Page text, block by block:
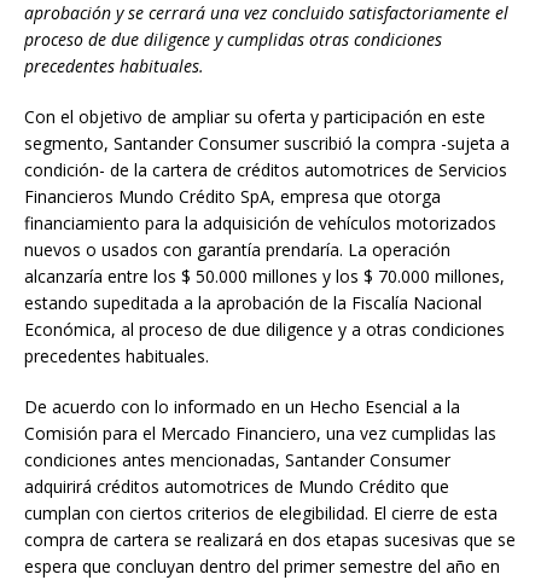
aprobación y se cerrará una vez concluido satisfactoriamente el
proceso de due diligence y cumplidas otras condiciones
precedentes habituales.
Con el objetivo de ampliar su oferta y participación en este
segmento, Santander Consumer suscribió la compra -sujeta a
condición- de la cartera de créditos automotrices de Servicios
Financieros Mundo Crédito SpA, empresa que otorga
financiamiento para la adquisición de vehículos motorizados
nuevos o usados con garantía prendaría. La operación
alcanzaría entre los $ 50.000 millones y los $ 70.000 millones,
estando supeditada a la aprobación de la Fiscalía Nacional
Económica, al proceso de due diligence y a otras condiciones
precedentes habituales.
De acuerdo con lo informado en un Hecho Esencial a la
Comisión para el Mercado Financiero, una vez cumplidas las
condiciones antes mencionadas, Santander Consumer
adquirirá créditos automotrices de Mundo Crédito que
cumplan con ciertos criterios de elegibilidad. El cierre de esta
compra de cartera se realizará en dos etapas sucesivas que se
espera que concluyan dentro del primer semestre del año en